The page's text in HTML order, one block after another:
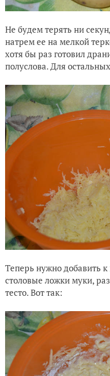
Не будем терять ни
натрем ее на мелкой
хотя бы раз готовил
полуслова. Для
Теперь нужно добавить
столовые ложки муки,
тесто. Вот так: